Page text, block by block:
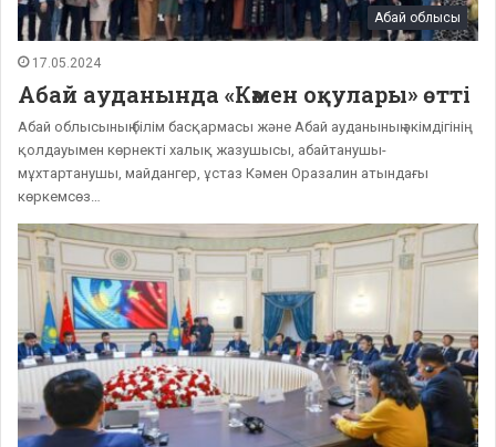
Абай облысы
17.05.2024
Абай ауданында «Кәмен оқулары» өтті
Абай облысының білім басқармасы және Абай ауданының әкімдігінің
қолдауымен көрнекті халық жазушысы, абайтанушы-
мұхтартанушы, майдангер, ұстаз Кәмен Оразалин атындағы
көркемсөз…